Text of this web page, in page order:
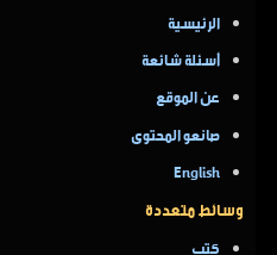
الرئيسية
أسئلة شائعة
عن الموقع
صانعو المحتوى
English
وسائط متعددة
كتب